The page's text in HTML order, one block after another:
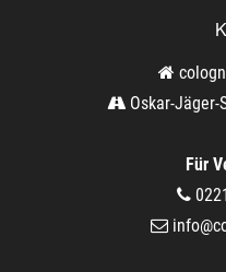
Oskar-Jäger-
Für